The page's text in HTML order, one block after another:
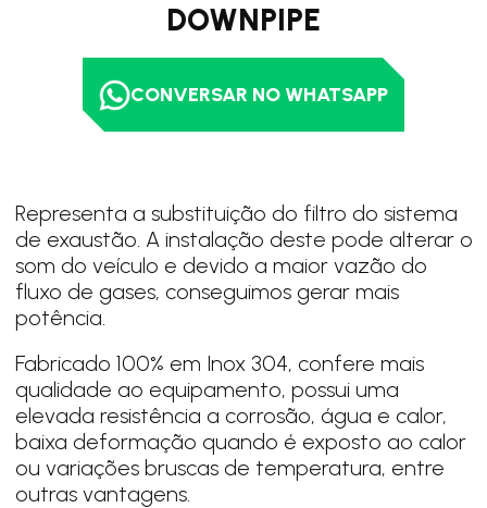
DOWNPIPE
CONVERSAR NO WHATSAPP
Representa a substituição do filtro do sistema
de exaustão. A instalação deste pode alterar o
som do veículo e devido a maior vazão do
fluxo de gases, conseguimos gerar mais
potência.
Fabricado 100% em Inox 304, confere mais
qualidade ao equipamento, possui uma
elevada resistência a corrosão, água e calor,
baixa deformação quando é exposto ao calor
ou variações bruscas de temperatura, entre
outras vantagens.